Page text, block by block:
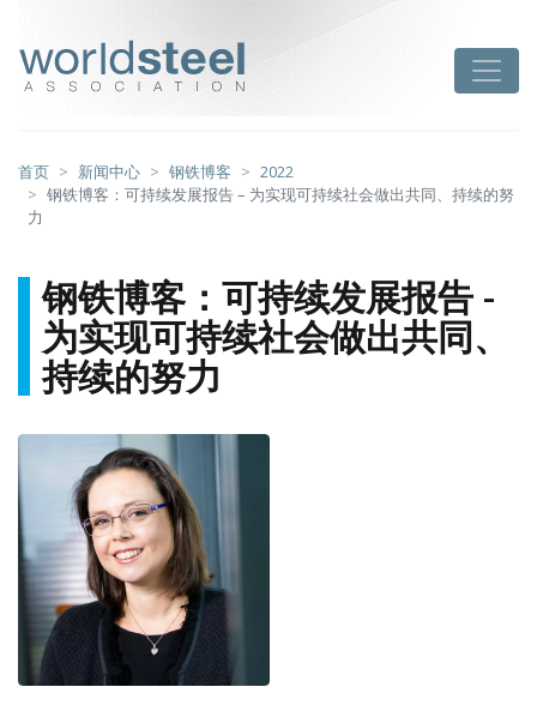
首页 新闻中心 钢铁博客
2022
钢铁博客：可持续发展报告 – 为实现可持续社会做出共同、持续的努
力
钢铁博客：可持续发展报告 -
为实现可持续社会做出共同、
持续的努力